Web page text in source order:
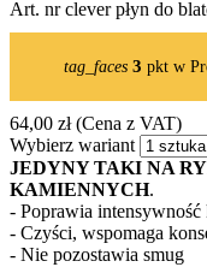
Art. nrclever płyn do
tag_faces 3 pkt w
64,00 zł (Cena z VAT)
Wybierz wariant
JEDYNY TAKI NA
KAMIENNYCH.
- Poprawia
- Czyści, wspomaga
- Nie pozostawia smug